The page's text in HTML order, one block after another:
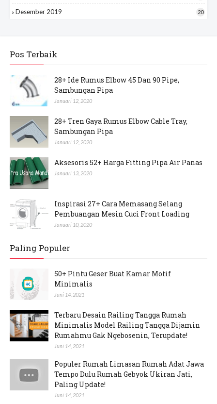
Desember 2019 20
Pos Terbaik
28+ Ide Rumus Elbow 45 Dan 90 Pipe,
Sambungan Pipa
Januari 12, 2020
28+ Tren Gaya Rumus Elbow Cable Tray,
Sambungan Pipa
Januari 12, 2020
Aksesoris 52+ Harga Fitting Pipa Air Panas
Januari 13, 2020
Inspirasi 27+ Cara Memasang Selang
Pembuangan Mesin Cuci Front Loading
Januari 10, 2020
Paling Populer
50+ Pintu Geser Buat Kamar Motif
Minimalis
Juni 14, 2021
Terbaru Desain Railing Tangga Rumah
Minimalis Model Railing Tangga Dijamin
Rumahmu Gak Ngebosenin, Terupdate!
Juni 14, 2021
Populer Rumah Limasan Rumah Adat Jawa
Tempo Dulu Rumah Gebyok Ukiran Jati,
Paling Update!
Juni 14, 2021